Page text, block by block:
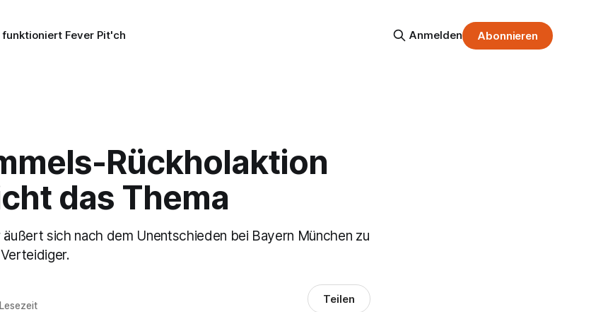
funktioniert Fever Pit'ch Anmelden Abonnieren
Rückholaktion
das Thema
sich nach dem Unentschieden bei Bayern München zu
Teilen